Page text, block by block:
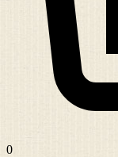
0